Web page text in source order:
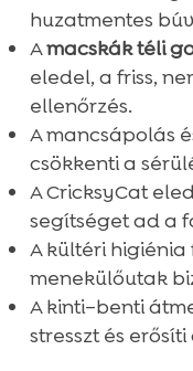
huzatmentes
Amacskák téli
eledel, a friss,
ellenőrzés.
A mancsápolás
csökkenti a
A CricksyCat
segítséget ad a
A kültéri
menekülőutak
A kinti–benti
stresszt és